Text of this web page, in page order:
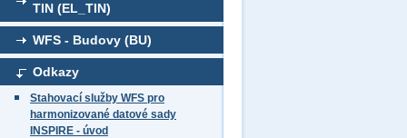
TIN (EL_TIN)
WFS - Budovy (BU)
Odkazy
Stahovací služby WFS pro
harmonizované datové sady
INSPIRE - úvod